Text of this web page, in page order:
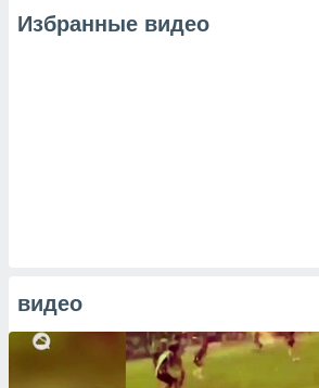
Избранные видео
видео